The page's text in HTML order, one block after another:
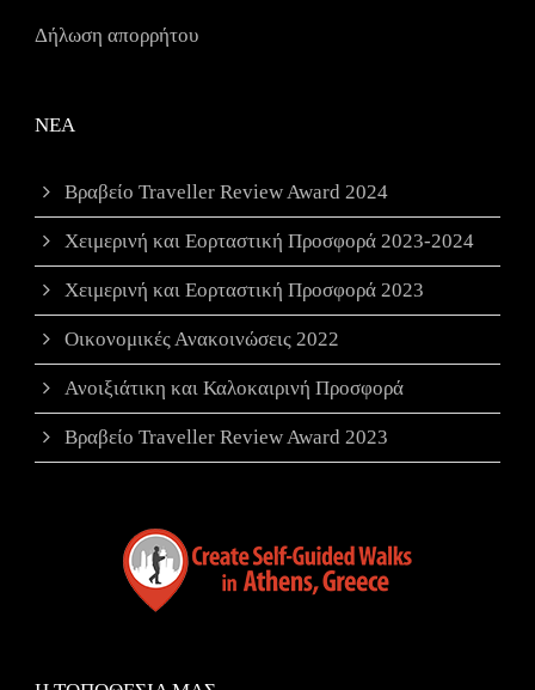
Δήλωση απορρήτου
ΝΕΑ
Βραβείο Traveller Review Award 2024
Χειμερινή και Εορταστική Προσφορά 2023-2024
Χειμερινή και Εορταστική Προσφορά 2023
Οικονομικές Ανακοινώσεις 2022
Ανοιξιάτικη και Καλοκαιρινή Προσφορά
Βραβείο Traveller Review Award 2023